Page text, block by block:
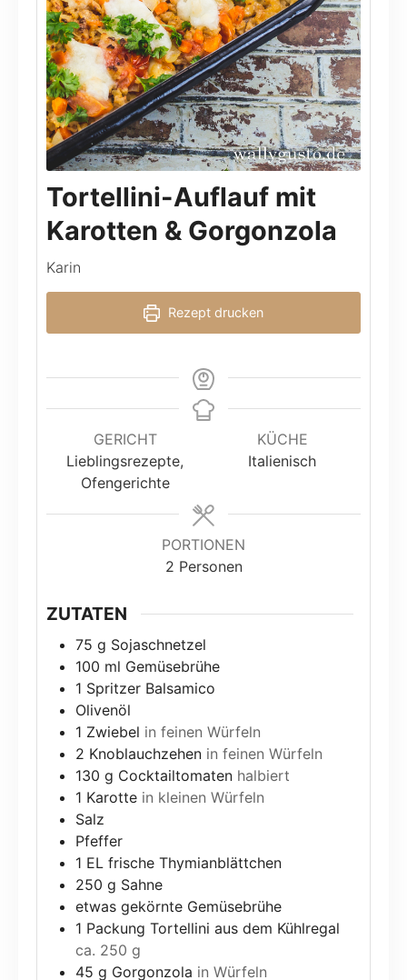
Tortellini-Auflauf mit
Karotten & Gorgonzola
Karin
Rezept drucken
GERICHT
Lieblingsrezepte,
Ofengerichte
KÜCHE
Italienisch
PORTIONEN
2 Personen
ZUTATEN
75 g Sojaschnetzel
100 ml Gemüsebrühe
1 Spritzer Balsamico
Olivenöl
1 Zwiebel in feinen Würfeln
2 Knoblauchzehen in feinen Würfeln
130 g Cocktailtomaten halbiert
1 Karotte in kleinen Würfeln
Salz
Pfeffer
1 EL frische Thymianblättchen
250 g Sahne
etwas gekörnte Gemüsebrühe
1 Packung Tortellini aus dem Kühlregal
ca. 250 g
45 g Gorgonzola in Würfeln